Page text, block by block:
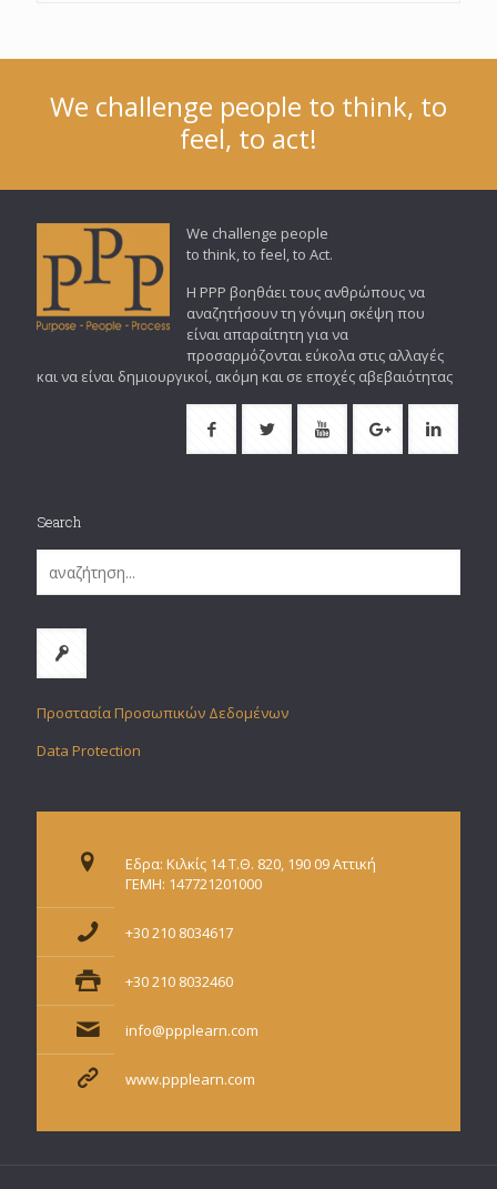
We challenge people to think, to
feel, to act!
We challenge people
to think, to feel, to Act.
Η PPP βοηθάει τους ανθρώπους να
αναζητήσουν τη γόνιμη σκέψη που
είναι απαραίτητη για να
προσαρμόζονται εύκολα στις αλλαγές
και να είναι δημιουργικοί, ακόμη και σε εποχές αβεβαιότητας
Search
Προστασία Προσωπικών Δεδομένων
Data Protection
Εδρα: Κιλκίς 14 Τ.Θ. 820, 190 09 Αττική
ΓΕΜΗ: 147721201000
+30 210 8034617
+30 210 8032460
info@ppplearn.com
www.ppplearn.com